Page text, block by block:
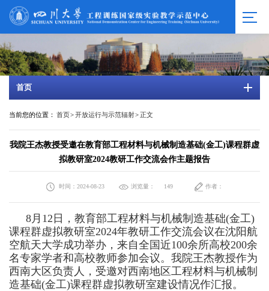
首页
当前您的位置： 首页>开放运行与示范辐射>正文
我院王杰教授受邀在教育部工程材料与机械制造基础(金工)课程群虚
拟教研室2024教研工作交流会作主题报告
时间：2024-08-23 浏览量： 149 作者：
8月12日，教育部工程材料与机械制造基础(金工)
课程群虚拟教研室2024年教研工作交流会议在沈阳航
空航天大学成功举办，来自全国近100余所高校200余
名专家学者和高校教师参加会议。 我院王杰教授作为
西南大区负责人，受邀对西南地区工程材料与机械制
造基础(金工)课程群虚拟教研室建设情况作汇报。